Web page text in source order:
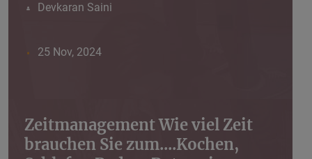
Devkaran Saini
25 Nov, 2024
Zeitmanagement Wie viel Zeit
brauchen Sie zum....Kochen,